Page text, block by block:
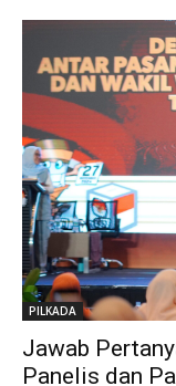
PILKADA
Jawab
Panelis dan